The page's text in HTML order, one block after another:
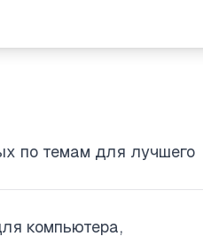
по темам для лучшего
компьютера,